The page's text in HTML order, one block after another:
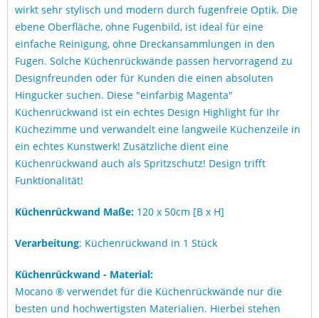
wirkt sehr stylisch und modern durch fugenfreie Optik. Die
ebene Oberfläche, ohne Fugenbild, ist ideal für eine
einfache Reinigung, ohne Dreckansammlungen in den
Fugen. Solche Küchenrückwände passen hervorragend zu
Designfreunden oder für Kunden die einen absoluten
Hingucker suchen. Diese "einfarbig Magenta"
Küchenrückwand ist ein echtes Design Highlight für Ihr
Küchezimme und verwandelt eine langweile Küchenzeile in
ein echtes Kunstwerk! Zusätzliche dient eine
Küchenrückwand auch als Spritzschutz! Design trifft
Funktionalität!
Küchenrückwand Maße: 120 x 50cm [B x H]
Verarbeitung: Küchenrückwand in 1 Stück
Küchenrückwand - Material:
Mocano ® verwendet für die Küchenrückwände nur die
besten und hochwertigsten Materialien. Hierbei stehen